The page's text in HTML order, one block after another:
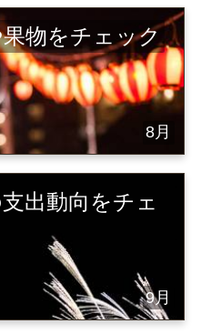
物をチェック
8月
出動向をチェ
9月